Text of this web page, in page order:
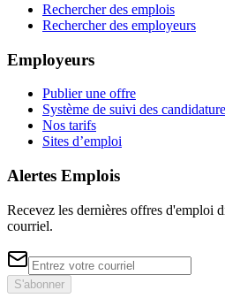
Rechercher des emplois
Rechercher des employeurs
Employeurs
Publier une offre
Système de suivi des
Nos tarifs
Sites d’emploi
Alertes Emplois
Recevez les dernières offres d'emploi
courriel.
S'abonner